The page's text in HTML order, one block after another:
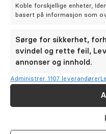
Koble forskjellige enheter,
basert på informasjon som
Sørge for sikkerhet,
svindel og rette feil,
annonser og innhold.
Administrer 1107 leverandører
Pusse tennen
med
forbindelse med
munntørrhet.
minimum en gang i
rengjøring og
problemer med
viktig for en sunn